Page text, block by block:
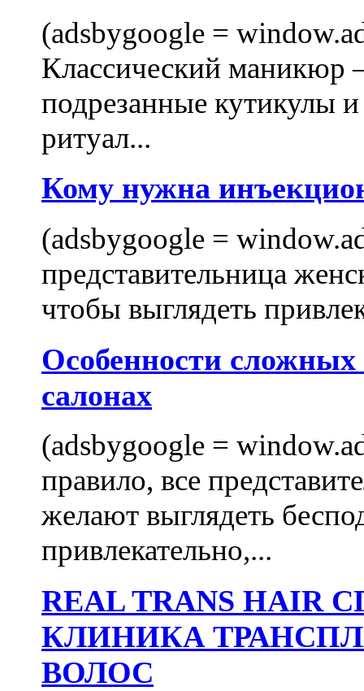
(adsbygoogle =
Классический маникюр
подрезанные кутикулы
ритуал...
Кому нужна
(adsbygoogle =
представительница
чтобы выглядеть
Особенности
салонах
(adsbygoogle =
правило, все
желают выглядеть
привлекательно,...
REAL TRANS
КЛИНИКА
ВОЛОС